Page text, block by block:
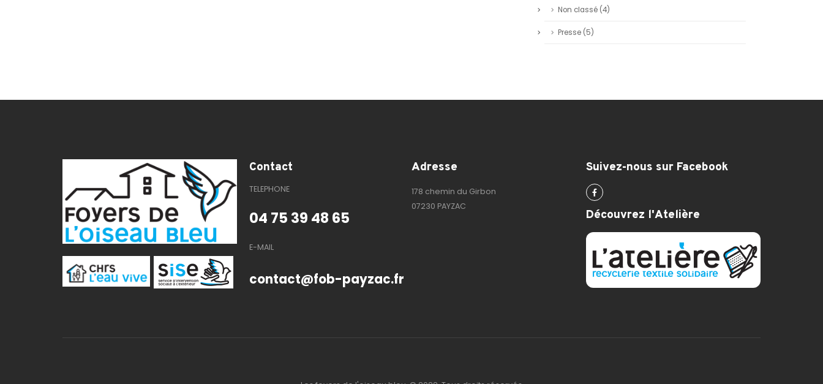
Non classé (4)
Presse (5)
Contact
TELEPHONE
04 75 39 48 65
E-MAIL
contact@fob-payzac.fr
Adresse
178 chemin du Girbon
07230 PAYZAC
Suivez-nous sur Facebook
Découvrez l'Atelière